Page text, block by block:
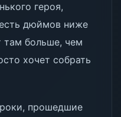
героя,
дюймов ниже
там больше, чем
хочет собрать
прошедшие